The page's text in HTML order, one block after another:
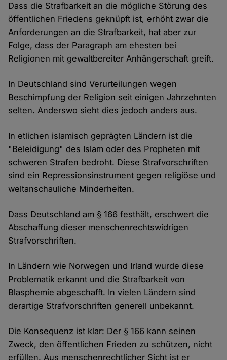
Dass die Strafbarkeit an die mögliche Störung des
öffentlichen Friedens geknüpft ist, erhöht zwar die
Anforderungen an die Strafbarkeit, hat aber zur
Folge, dass der Paragraph am ehesten bei
Religionen mit gewaltbereiter Anhängerschaft greift.
In Deutschland sind Verurteilungen wegen
Beschimpfung der Religion seit einigen Jahrzehnten
selten. Anderswo sieht dies jedoch anders aus.
In etlichen islamisch geprägten Ländern ist die
"Beleidigung" des Islam oder des Propheten mit
schweren Strafen bedroht. Diese Strafvorschriften
sind ein Repressionsinstrument gegen religiöse und
weltanschauliche Minderheiten.
Dass Deutschland am § 166 festhält, erschwert die
Abschaffung dieser menschenrechtswidrigen
Strafvorschriften.
In Ländern wie Norwegen und Irland wurde diese
Problematik erkannt und die Strafbarkeit von
Blasphemie abgeschafft. In vielen Ländern sind
derartige Strafvorschriften generell unbekannt.
Die Konsequenz ist klar: Der § 166 kann seinen
Zweck, den öffentlichen Frieden zu schützen, nicht
erfüllen. Aus menschenrechtlicher Sicht ist er